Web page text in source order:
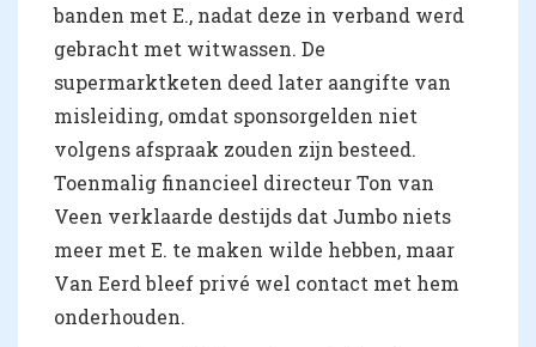
banden met E., nadat deze in verband werd
gebracht met witwassen. De
supermarktketen deed later aangifte van
misleiding, omdat sponsorgelden niet
volgens afspraak zouden zijn besteed.
Toenmalig financieel directeur Ton van
Veen verklaarde destijds dat Jumbo niets
meer met E. te maken wilde hebben, maar
Van Eerd bleef privé wel contact met hem
onderhouden.